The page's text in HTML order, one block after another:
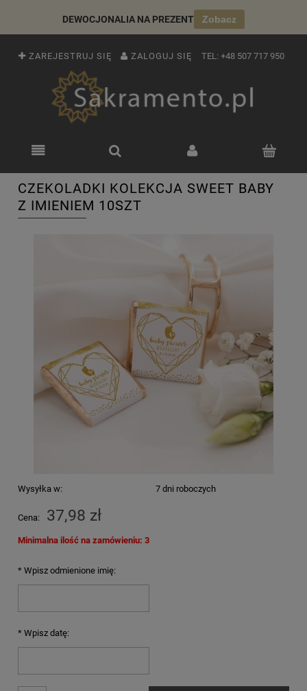
DEWOCJONALIA NA PREZENT Zobacz
ZAREJESTRUJ SIĘ ZALOGUJ SIĘ TEL: +48 507 717 950
CZEKOLADKI KOLEKCJA SWEET BABY
Z IMIENIEM 10SZT
Wysyłka w: 7 dni roboczych
Cena: 37,98 zł
Minimalna ilość na zamówieniu: 3
* Wpisz odmienione imię:
* Wpisz datę: